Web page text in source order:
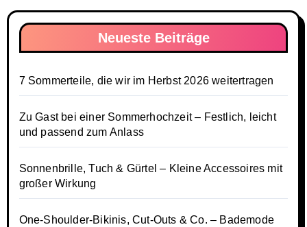
Neueste Beiträge
7 Sommerteile, die wir im Herbst 2026 weitertragen
Zu Gast bei einer Sommerhochzeit – Festlich, leicht
und passend zum Anlass
Sonnenbrille, Tuch & Gürtel – Kleine Accessoires mit
großer Wirkung
One-Shoulder-Bikinis, Cut-Outs & Co. – Bademode